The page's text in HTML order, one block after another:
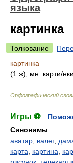
языка
картинка
Толкование
картинка
(1 ж); мн. карти/
Орфографический
Игры ⚽
Синонимы:
аватар валет,
карта
картина